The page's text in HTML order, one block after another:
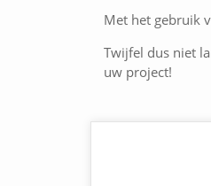
Met het gebruik
Twijfel dus niet
uw project!